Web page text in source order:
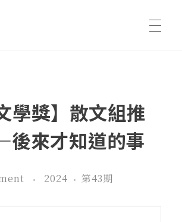
學獎】散文組推
來才知道的事
2024 第43期